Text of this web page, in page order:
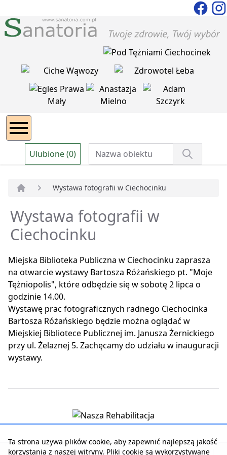
Ulubione (0)
Wystawa fotografii w Ciechocinku
Wystawa fotografii w
Ciechocinku
Miejska Biblioteka Publiczna w Ciechocinku zaprasza
na otwarcie wystawy Bartosza Różańskiego pt. "Moje
Tężniopolis", które odbędzie się w sobotę 2 lipca o
godzinie 14.00.
Wystawę prac fotograficznych radnego Ciechocinka
Bartosza Różańskiego będzie można oglądać w
Miejskiej Bibliotece Publicznej im. Janusza Żernickiego
przy ul. Żelaznej 5. Zachęcamy do udziału w inauguracji
wystawy.
Strona główna | Kontakt z serwisem | Reklama w serwisie
Ta strona używa plików cookie, aby zapewnić najlepszą jakość
korzystania z naszej witryny. Pliki cookie są wykorzystywane